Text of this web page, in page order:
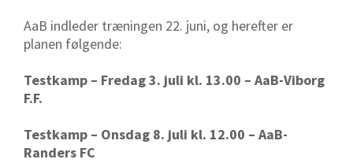
AaB indleder træningen 22. juni, og herefter er
planen følgende:
Testkamp – Fredag 3. juli kl. 13.00 – AaB-Viborg
F.F.
Testkamp – Onsdag 8. juli kl. 12.00 – AaB-
Randers FC